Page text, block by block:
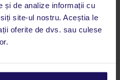
și de analize informații cu
site-ul nostru. Aceștia le
oferite de dvs. sau culese